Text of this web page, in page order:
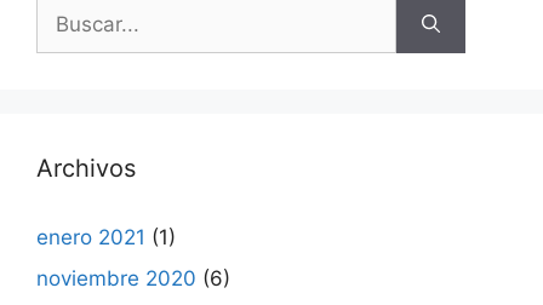
Buscar:
Archivos
enero 2021 (1)
noviembre 2020 (6)